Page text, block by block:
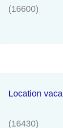
(16600)
Location
(16430)